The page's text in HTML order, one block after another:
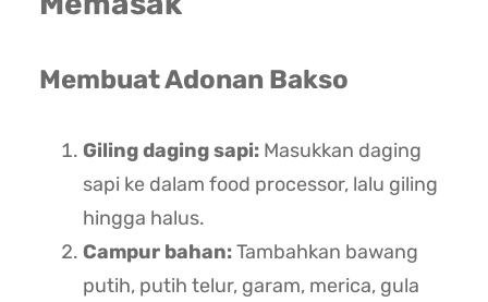
Membuat Adonan Bakso
Giling daging sapi: Masukkan daging
sapi ke dalam food processor, lalu giling
hingga halus.
Campur bahan:Tambahkan bawang
putih, putih telur, garam, merica, gula